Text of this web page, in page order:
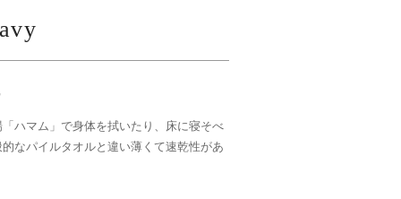
ハマム」で身体を拭いたり、床に寝そべ
なパイルタオルと違い薄くて速乾性があ